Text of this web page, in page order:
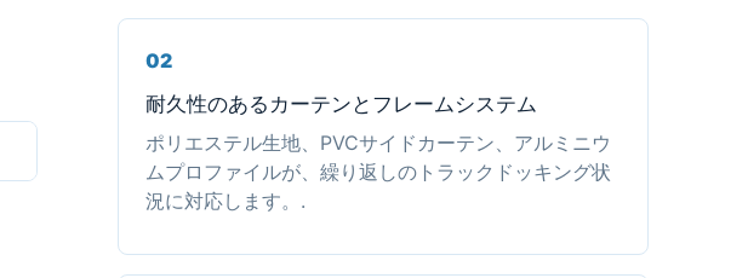
02
耐久性のあるカーテンとフレームシステム
ポリエステル生地、PVCサイドカーテン、アルミニウ
ムプロファイルが、繰り返しのトラックドッキング状
況に対応します。.